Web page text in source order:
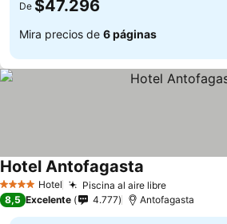
De $47.296
Mira precios de 6 páginas
4 EstrellasHotel Piscina al aire libreVer precios
Hotel Antofagasta
8,5 Excelente 4.777 Antofagasta